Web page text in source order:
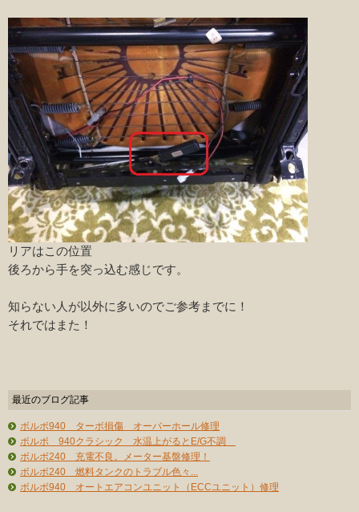
リアはこの位置
後ろから手を突っ込む感じです。
知らない人が以外に多いのでご参考までに！
それではまた！
最近のブログ記事
ボルボ940 ターボ損傷 オーバーホール修理
ボルボ 940クラシック 水温上がるとE/G不調
ボルボ240 充電不良。メーター基盤修理！
ボルボ240 燃料タンクのトラブル色々...
ボルボ940 オートエアコンユニット（ECCユニット）修理